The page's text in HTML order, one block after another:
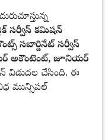
సర్వీస్ కమిషన్
సబార్డినేట్ సర్వీస్
అకౌంటెంట్, జూనియర్
విడుదల చేసింది. ఈ
మున్సిపల్